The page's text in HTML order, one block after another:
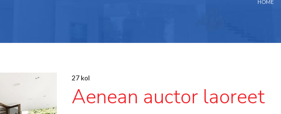
HOME
27 kol
Aenean auctor laoreet